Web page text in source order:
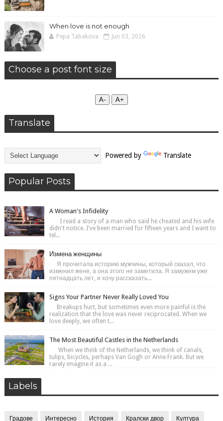
When love is not enough
Pepa Tabakova Jun 03, 2026
Choose a post font size
А- А+
Translate
Powered by Translate
Popular Posts
A Woman's Infidelity
I read a story of a man who said he cheated and his wife
didn't notice. I've been married for fifteen years and I want to
tel...
Измена женщины
Я прочитала историю мужчины, который сказал, что
изменил жене, а она этого не заметила. Я замужем уже
пятнадцать лет, и хочу рассказать...
Signs Your Partner Never Really Loved You
Breakups hurt, but sometimes even more painful is the
realization that the love was never reciprocated. When we
love deeply, we often t...
The Most Beautiful Castles in the Netherlands
When we think of the Netherlands, we think of canals,
tulips, bicycles, perhaps Van Gogh or Anne Frank. But we
rarely imagine it as a ...
Labels
Градове Интересно История Кралски двор Култура